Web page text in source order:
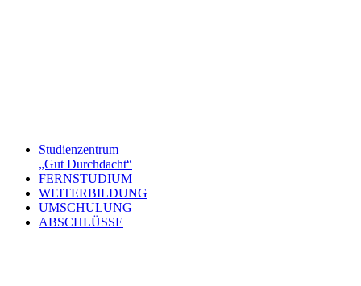
Studienzentrum
„Gut Durchdacht“
FERNSTUDIUM
WEITERBILDUNG
UMSCHULUNG
ABSCHLÜSSE